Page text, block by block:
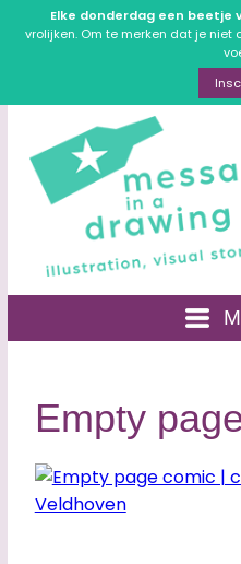
Elke donderdag een beetje
vrolijken. Om te merken dat je niet
Empty